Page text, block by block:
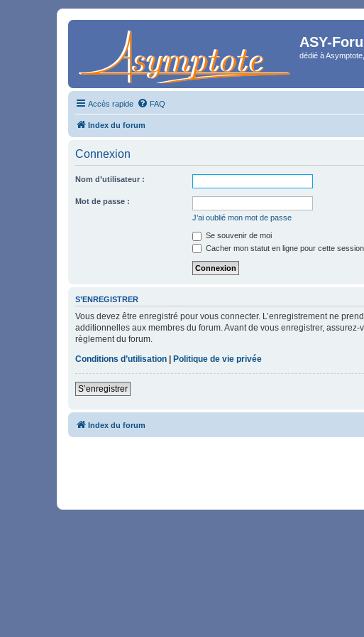
ASY-
dédié à
Accès rapide FAQ
Index du forum
Connexion
Nom d’utilisateur :
Mot de passe :
J’ai oublié mon mot de passe
Se souvenir de moi
Cacher mon statut en ligne pour cette session
S’ENREGISTRER
Vous devez être enregistré pour vous connecter. L’enregistrement ne
additionnelles aux membres du forum. Avant de vous enregistrer,
règlement du forum.
Conditions d’utilisation | Politique de vie privée
S’enregistrer
Index du forum